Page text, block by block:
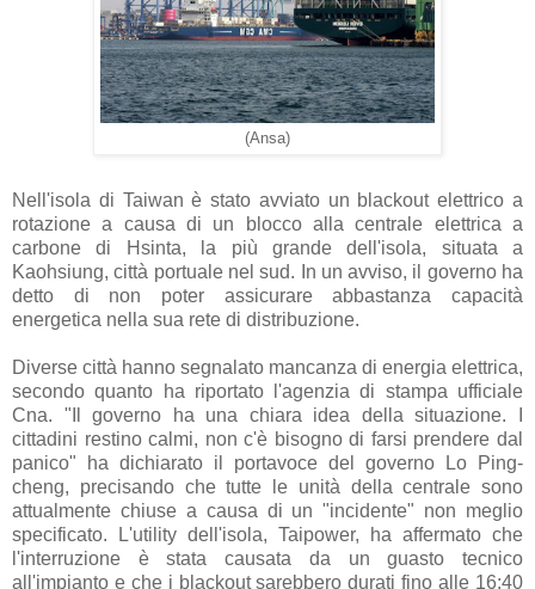
(Ansa)
Nell'isola di Taiwan è stato avviato un blackout elettrico a
rotazione a causa di un blocco alla centrale elettrica a
carbone di Hsinta, la più grande dell'isola, situata a
Kaohsiung, città portuale nel sud. In un avviso, il governo ha
detto di non poter assicurare abbastanza capacità
energetica nella sua rete di distribuzione.
Diverse città hanno segnalato mancanza di energia elettrica,
secondo quanto ha riportato l'agenzia di stampa ufficiale
Cna. "Il governo ha una chiara idea della situazione. I
cittadini restino calmi, non c'è bisogno di farsi prendere dal
panico" ha dichiarato il portavoce del governo Lo Ping-
cheng, precisando che tutte le unità della centrale sono
attualmente chiuse a causa di un "incidente" non meglio
specificato. L'utility dell'isola, Taipower, ha affermato che
l'interruzione è stata causata da un guasto tecnico
all'impianto e che i blackout sarebbero durati fino alle 16:40